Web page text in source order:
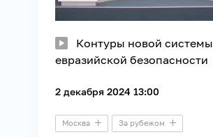
Контуры новой системы
евразийской безопасности
2 декабря 2024 13:00
Москва За рубежом